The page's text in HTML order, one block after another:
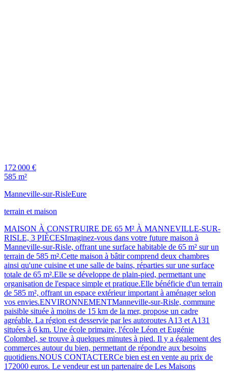
172 000 €
585 m²
Manneville-sur-RisleEure
terrain et maison
MAISON À CONSTRUIRE DE 65 M² À MANNEVILLE-SUR-
RISLE, 3 PIÈCESImaginez-vous dans votre future maison à
Manneville-sur-Risle, offrant une surface habitable de 65 m² sur un
terrain de 585 m².Cette maison à bâtir comprend deux chambres
ainsi qu'une cuisine et une salle de bains, réparties sur une surface
totale de 65 m².Elle se développe de plain-pied, permettant une
organisation de l'espace simple et pratique.Elle bénéficie d'un terrain
de 585 m², offrant un espace extérieur important à aménager selon
vos envies.ENVIRONNEMENTManneville-sur-Risle, commune
paisible située à moins de 15 km de la mer, propose un cadre
agréable. La région est desservie par les autoroutes A13 et A131
situées à 6 km. Une école primaire, l'école Léon et Eugénie
Colombel, se trouve à quelques minutes à pied. Il y a également des
commerces autour du bien, permettant de répondre aux besoins
quotidiens.NOUS CONTACTERCe bien est en vente au prix de
172000 euros. Le vendeur est un partenaire de Les Maisons